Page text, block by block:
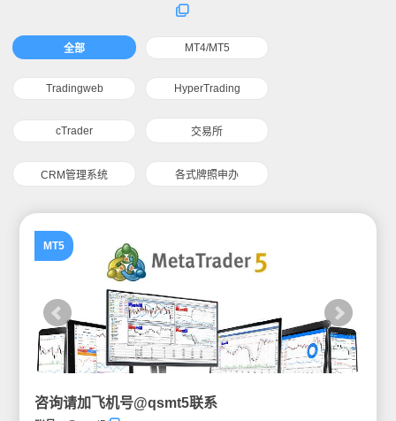
全部 MT4/MT5
Tradingweb HyperTrading
cTrader 交易所
CRM管理系统 各式牌照申办
MT5
咨询请加飞机号@qsmt5联系